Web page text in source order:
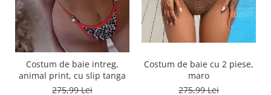
Costum de baie intreg,
animal print, cu slip tanga
275,99 Lei
Costum de baie cu 2 piese,
maro
275,99 Lei